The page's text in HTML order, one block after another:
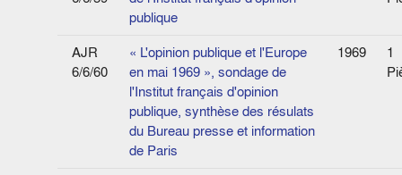
publique
AJR
6/6/60
« L'opinion publique et l'Europe
en mai 1969 », sondage de
l'Institut français d'opinion
publique, synthèse des résulats
du Bureau presse et information
de Paris
1969
1